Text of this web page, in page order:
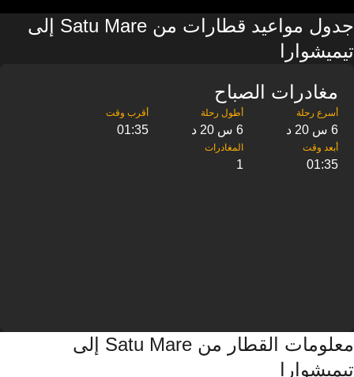
جدول مواعيد قطارات من Satu Mare إلى
تيميشوارا
مغادرات الصباح
6 س 20 د 6 س 20 د 01:35
01:35
1
معلومات القطار من ‎Satu Mare إلى